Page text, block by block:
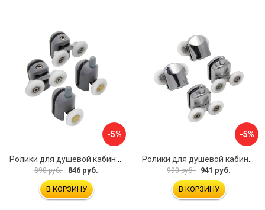
-5%
890 руб. 846 руб.
В КОРЗИНУ
-5%
990 руб. 941 руб.
В КОРЗИНУ